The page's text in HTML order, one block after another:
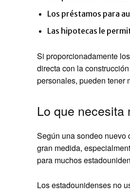
Los préstamos para
Las hipotecas le
Si proporcionadamente
directa con la
personales, pueden tener
Lo que necesita
Según una sondeo nuevo
gran medida,
para muchos
Los estadounidenses no